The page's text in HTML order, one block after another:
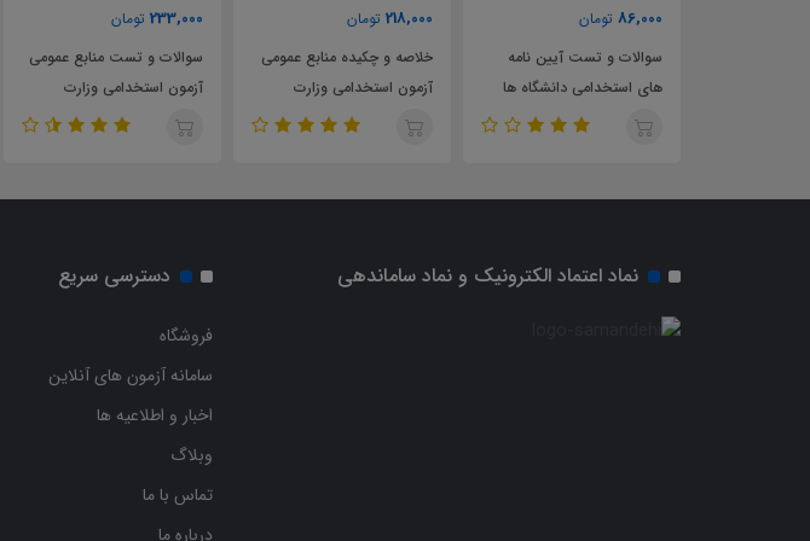
218,000 تومان
خلاصه و چکیده منابع عمومی
آزمون استخدامی وزارت
بهداشت درمان و آموزش
233,000 تومان
سوالات و تست منابع عمومی
آزمون استخدامی وزارت
بهداشت درمان و آموزش
86,000 تومان
سوالات و تست کتاب مبانی
مدیریت عمومی
نماد اعتماد الکترونیک و نماد ساماندهی دسترسی سریع
فروشگاه
سامانه آزمون های آنلاین
اخبار و اطلاعیه ها
وبلاگ
تماس با ما
درباره ما